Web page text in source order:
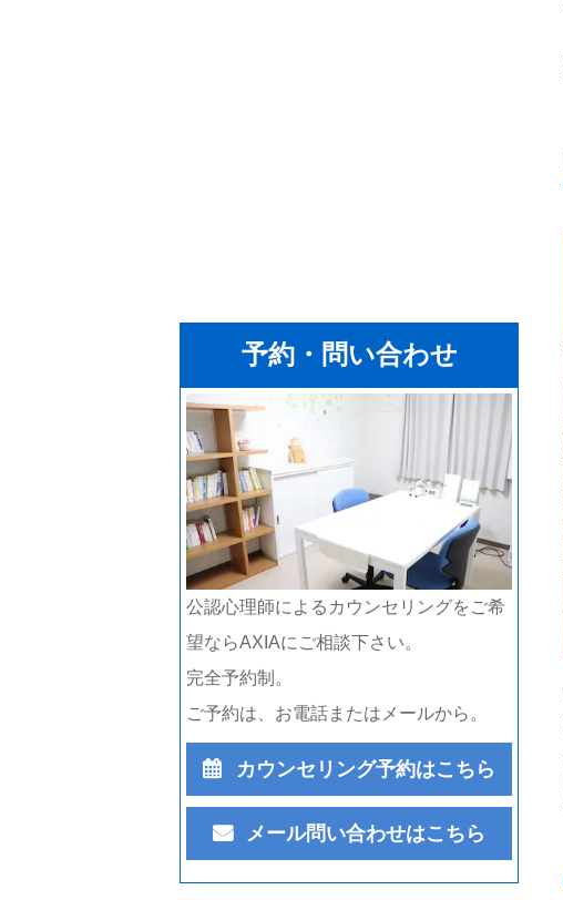
予約・問い合わせ
公認心理師によるカウンセリングをご希
望ならAXIAにご相談下さい。
完全予約制。
ご予約は、お電話またはメールから。
カウンセリング予約はこちら
メール問い合わせはこちら